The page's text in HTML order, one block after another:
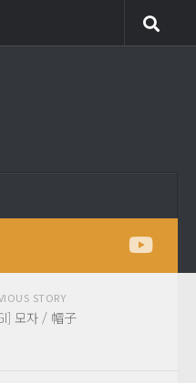
STORY
모자 / 帽子